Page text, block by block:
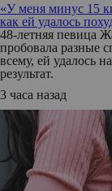
«У меня минус 15
как ей удалось
48-летняя певица
пробовала разные
всему, ей удалось
результат.
3 часа назад